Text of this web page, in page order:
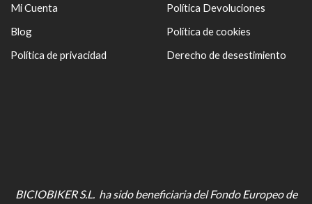
Mi Cuenta
Blog
Política de privacidad
Política Devoluciones
Política de cookies
Derecho de desestimiento
BICIOBIKER S.L. ha sido beneficiaria del Fondo Europeo de